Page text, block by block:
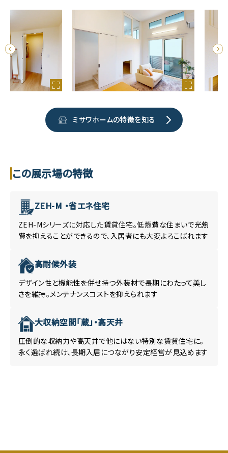
ミサワホームの特徴を知る
この展示場の特徴
ZEH-M ・省エネ住宅
ZEH-Mシリーズに対応した賃貸住宅。低燃費な住まいで光熱
費を抑えることができるので、入居者にも大変よろこばれます
高耐候外装
デザイン性と機能性を併せ持つ外装材で長期にわたって美し
さを維持。メンテナンスコストを抑えられます
大収納空間「蔵」・高天井
圧倒的な収納力や高天井で他にはない特別な賃貸住宅に。
永く選ばれ続け、長期入居につながり安定経営が見込めます